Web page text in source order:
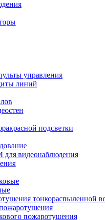
управления
линий
подсветки
видеонаблюдения
тонкораспыленной
пожаротушения